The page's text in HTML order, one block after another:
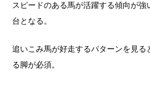
スピードのある馬が活躍する傾向が
台となる。
追いこみ馬が好走するパターンを見る
る脚が必須。